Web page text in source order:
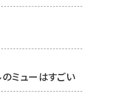
ミューはすごい